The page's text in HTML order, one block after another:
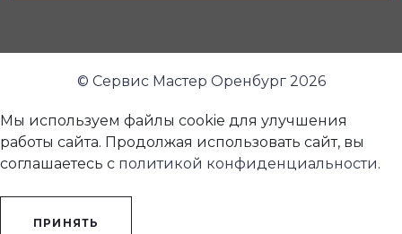
© Сервис Мастер Оренбург 2026
Мы используем файлы cookie для улучшения
работы сайта. Продолжая использовать сайт, вы
соглашаетесь с политикой конфиденциальности.
ПРИНЯТЬ